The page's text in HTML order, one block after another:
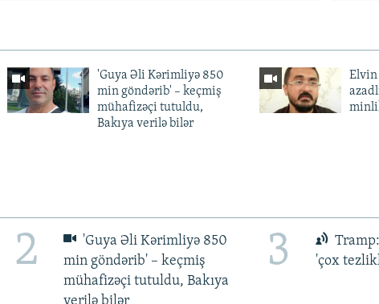
'Guya Əli Kərimliyə 850
min göndərib' – keçmiş
mühafizəçi tutuldu,
Bakıya verilə bilər
Elvin
2
'Guya Əli Kərimliyə 850
min göndərib' – keçmiş
mühafizəçi tutuldu, Bakıya
3
'çox